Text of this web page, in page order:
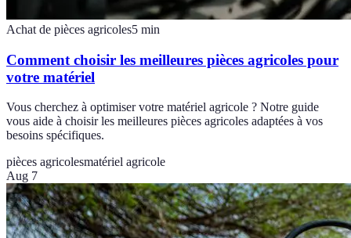
Achat de pièces agricoles5 min
Comment choisir les meilleures pièces agricoles pour
votre matériel
Vous cherchez à optimiser votre matériel agricole ? Notre guide
vous aide à choisir les meilleures pièces agricoles adaptées à vos
besoins spécifiques.
pièces agricolesmatériel agricole
Aug 7